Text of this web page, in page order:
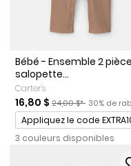
Bébé - Ensemble 2
salopette...
Carter's
Prix de solde
16,80 $ Prix ​​de détail
24,00 $* 30% de
Promotions
Appliquez le code
3 couleurs disponibles